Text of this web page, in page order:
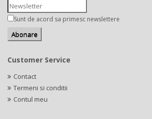
Sunt de acord sa primesc newslettere
Customer Service
Contact
Termeni si conditii
Contul meu